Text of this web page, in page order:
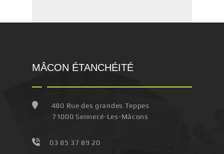
MÂCON ÉTANCHÉITÉ
480 Rue des grandes Teppes
71000 Sennecé-Les-Mâcons
03 85 37 89 20